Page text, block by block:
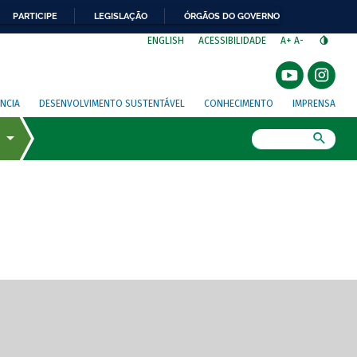
PARTICIPE LEGISLAÇÃO ÓRGÃOS DO GOVERNO
ENGLISH ACESSIBILIDADE A+ A-
DESENVOLVIMENTO SUSTENTÁVEL CONHECIMENTO IMPRENSA
de tela